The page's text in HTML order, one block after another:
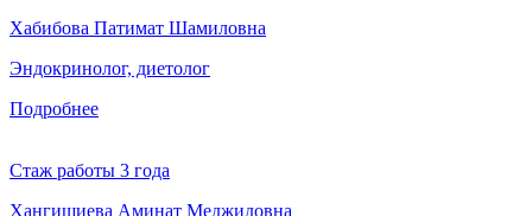
Хабибова Патимат Шамиловна
Эндокринолог, диетолог
Подробнее
Стаж работы 3 года
Хангишиева Аминат Меджидовна